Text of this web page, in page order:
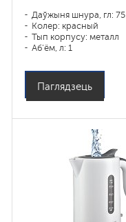
Даўжыня шнура, гл: 75
Колер: красный
Тып корпусу: металл
Аб'ём, л: 1
Паглядзець